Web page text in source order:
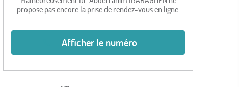
propose pas encore la prise de rendez-vous en ligne.
Afficher le numéro